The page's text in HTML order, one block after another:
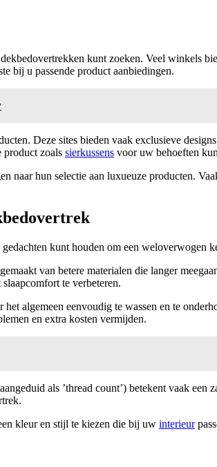
kunt zoeken. Veel winkels
bij u passende product aanbiedingen.
Deze sites bieden vaak exclusieve
product zoals sierkussens voor uw behoeften
naar hun selectie aan luxueuze producten.
kunt houden om een weloverwogen
van betere materialen die langer
te verbeteren.
algemeen eenvoudig te wassen en te
en extra kosten vermijden.
als ’thread count’) betekent vaak
kleur en stijl te kiezen die bij uw interieur